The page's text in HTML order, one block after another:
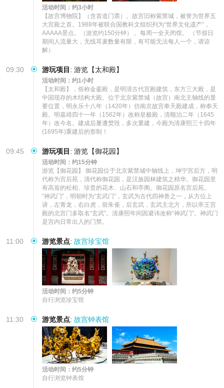
活动时间：约3小时
【故宫博物院】（含首道门票）。故宫旧称紫禁城，被誉为世界五
大宫殿之首。1988年被联合国教科文组织列为“世界文化遗产”，
AAAAA景点。（游览约150分钟） 。每周一全天闭馆。 （节假日
期间人流量大，无线耳麦数量有限，有可能无法每人一个，请谅
解）
09:30 游玩项目 : 游览【太和殿】
活动时间：约1小时
【太和殿】，俗称金銮殿，是明清古代宫殿建筑，东方三大殿，是
中国现存的木结构大殿。位于北京紫禁城（故宫）南北主轴线的显
要位置，明永乐十八年（1420年）仿南京故宫奉天殿建成，称奉天
殿。明嘉靖四十一年（1562年）改称皇极殿，清顺治二年（1645
年）改今名。建成后屡遭焚毁，多次重建，今殿为清康熙三十四年
(1695年)重建后的形制！
09:45 游玩项目 : 游览【御花园】
活动时间：约15分钟
游览【御花园】 御花园位于北京紫禁城中轴线上，坤宁宫后方，明
代称为宫后苑，清代称御花园，是汉族园林建筑之精华。御花园里
有高耸的松柏、珍贵的花木、山石和亭阁。御花园原名宫后苑。
“神武门”，明朝时为“玄武门”，玄武为古代四神兽之一，从方位上
讲，左青龙，右白虎，前朱雀，后玄武，玄武主北方，所以帝王宫
殿的北宫门多取名“玄武”。清康熙年间因避讳改称“神武门”。神武门
是宫内日常出入的门禁。
11:00 游览景点: 故宫珍宝馆
活动时间：约5分钟
自行浏览珍宝馆
11:30 游览景点: 故宫钟表馆
活动时间：约5分钟
自行浏览钟表馆